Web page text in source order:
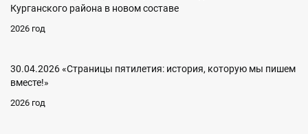
Курганского района в новом составе
2026 год
30.04.2026 «Страницы пятилетия: история, которую мы пишем
вместе!»
2026 год